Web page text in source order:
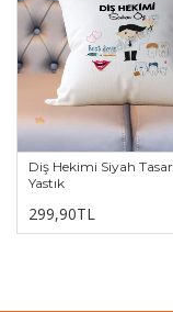
Diş Hekimi Siyah
Yastık
299,90TL